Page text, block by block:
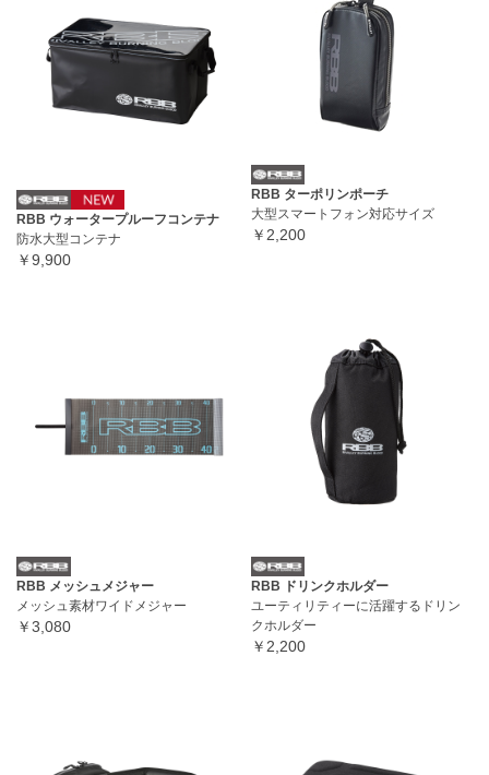
RBB ウォータープルーフコンテナ
防水大型コンテナ
￥9,900
RBB ターポリンポーチ
大型スマートフォン対応サイズ
￥2,200
RBB メッシュメジャー
メッシュ素材ワイドメジャー
￥3,080
RBB ドリンクホルダー
ユーティリティーに活躍するドリン
クホルダー
￥2,200